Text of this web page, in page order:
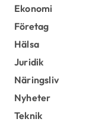
Ekonomi
Företag
Hälsa
Juridik
Näringsliv
Nyheter
Teknik